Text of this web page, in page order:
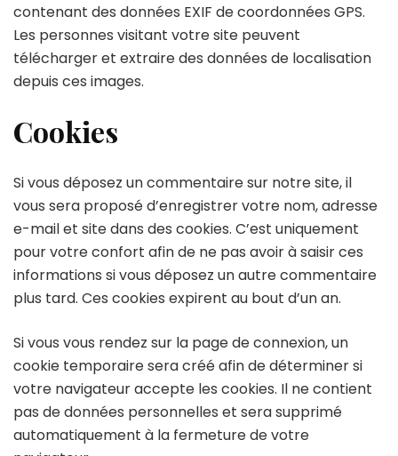
contenant des données EXIF de coordonnées GPS.
Les personnes visitant votre site peuvent
télécharger et extraire des données de localisation
depuis ces images.
Cookies
Si vous déposez un commentaire sur notre site, il
vous sera proposé d’enregistrer votre nom, adresse
e-mail et site dans des cookies. C’est uniquement
pour votre confort afin de ne pas avoir à saisir ces
informations si vous déposez un autre commentaire
plus tard. Ces cookies expirent au bout d’un an.
Si vous vous rendez sur la page de connexion, un
cookie temporaire sera créé afin de déterminer si
votre navigateur accepte les cookies. Il ne contient
pas de données personnelles et sera supprimé
automatiquement à la fermeture de votre